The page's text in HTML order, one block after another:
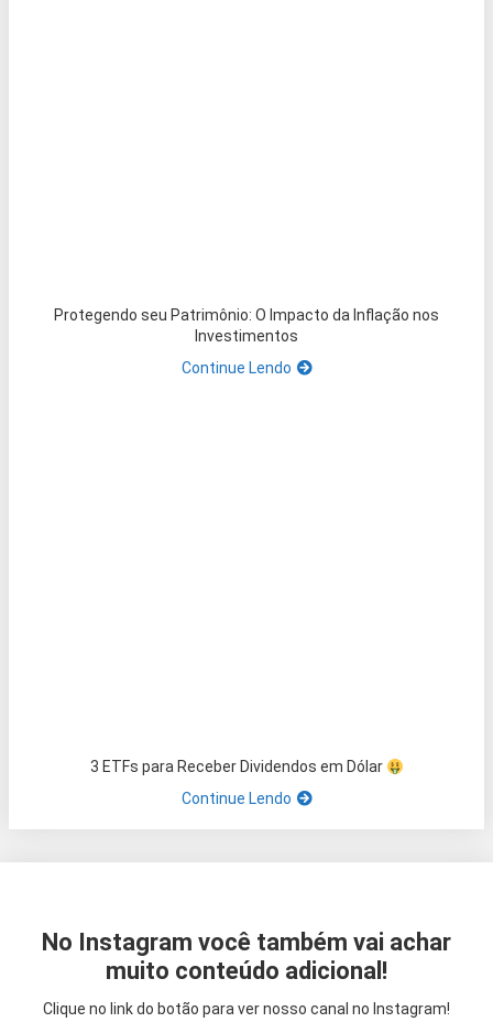
Protegendo seu Patrimônio: O Impacto da Inflação nos
Investimentos
Continue Lendo
3 ETFs para Receber Dividendos em Dólar
Continue Lendo
No Instagram você também vai achar
muito conteúdo adicional!
Clique no link do botão para ver nosso canal no Instagram!